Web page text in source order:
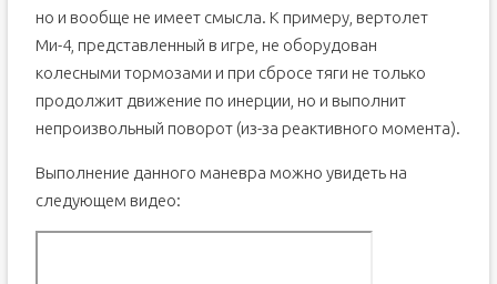
но и вообще не имеет смысла. К примеру, вертолет
Ми-4, представленный в игре, не оборудован
колесными тормозами и при сбросе тяги не только
продолжит движение по инерции, но и выполнит
непроизвольный поворот (из-за реактивного момента).
Выполнение данного маневра можно увидеть на
следующем видео: